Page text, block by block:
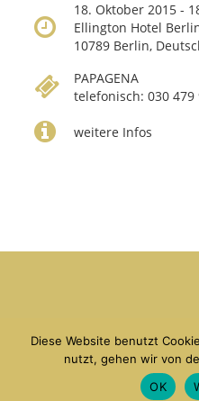
18. Oktober 2015 -
Ellington Hotel
10789 Berlin,
PAPAGENA
telefonisch: 030 479
weitere Infos
Kontakt|Linkliste|
Diese Website benutzt
nutzt, gehen wir von
OK